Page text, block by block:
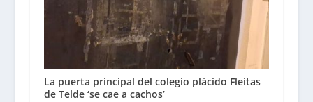
La puerta principal del colegio plácido Fleitas
de Telde ‘se cae a cachos’